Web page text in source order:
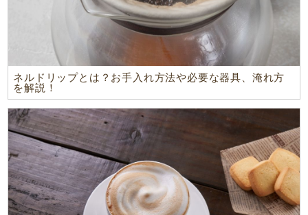
ネルドリップとは？お手入れ方法や必要な器具、淹れ方
を解説！